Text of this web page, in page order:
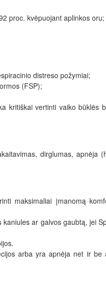
proc. kvėpuojant aplinkos oru;
distreso požymiai;
(FSP);
kritiškai vertinti vaiko būklės
dirglumas, apnėja
maksimaliai įmanomą
ar galvos gaubtą, jei
arba yra apnėja net ir be